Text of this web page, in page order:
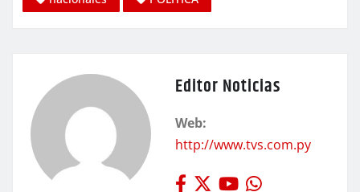
Editor Noticias
Web:
http://www.tvs.com.py